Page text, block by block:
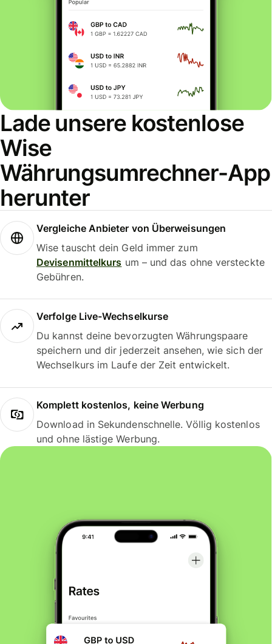
Lade unsere kostenlose
Wise
Währungsumrechner-App
herunter
Vergleiche Anbieter von Überweisungen
Wise tauscht dein Geld immer zum
Devisenmittelkurs um – und das ohne versteckte
Gebühren.
Verfolge Live-Wechselkurse
Du kannst deine bevorzugten Währungspaare
speichern und dir jederzeit ansehen, wie sich der
Wechselkurs im Laufe der Zeit entwickelt.
Komplett kostenlos, keine Werbung
Download in Sekundenschnelle. Völlig kostenlos
und ohne lästige Werbung.